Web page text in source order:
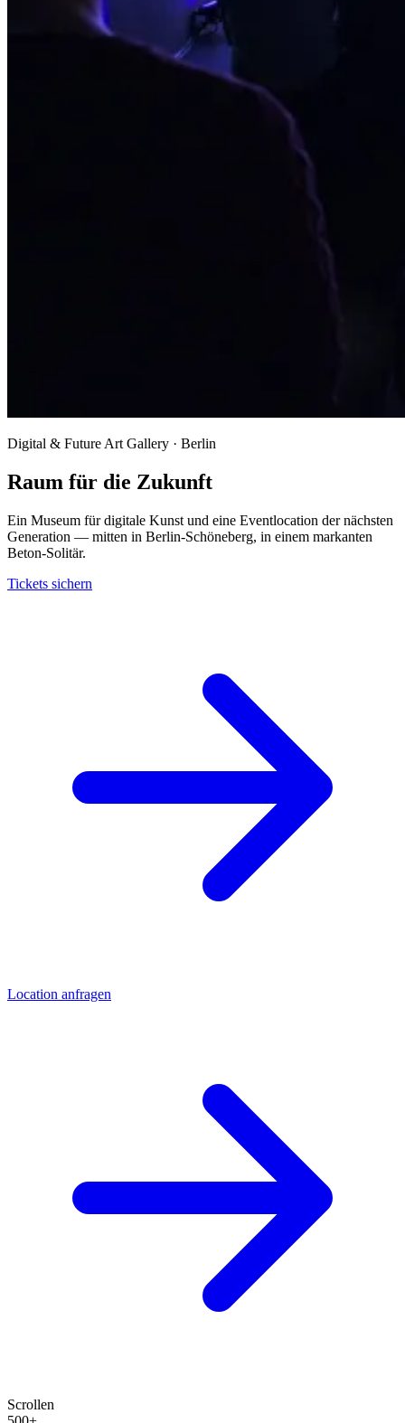
Digital & Future Art Gallery · Berlin
Raum für die Zukunft
Ein Museum für digitale Kunst und eine Eventlocation der nächsten
Generation — mitten in Berlin-Schöneberg, in einem markanten
Beton-Solitär.
Tickets sichern
Location anfragen
Scrollen